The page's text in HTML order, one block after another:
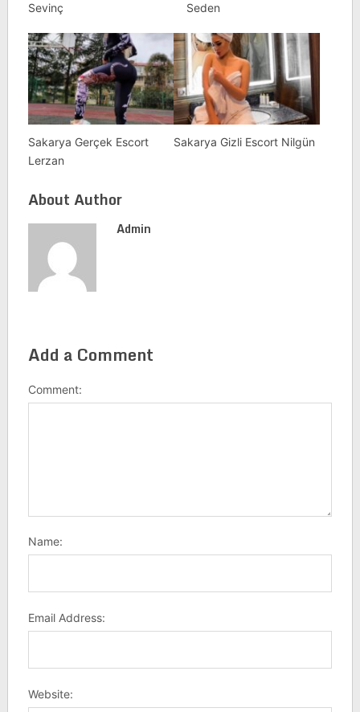
Sevinç
Seden
Sakarya Gerçek Escort
Lerzan
Sakarya Gizli Escort Nilgün
About Author
Admin
Add a Comment
Comment:
Name:
Email Address:
Website: